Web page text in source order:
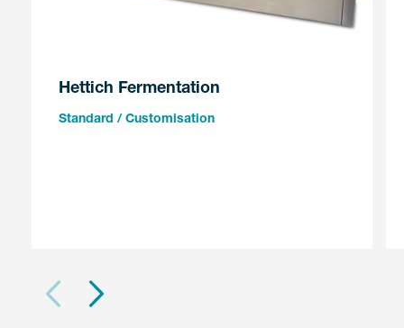
Hettich Fermentation
Standard / Customisation